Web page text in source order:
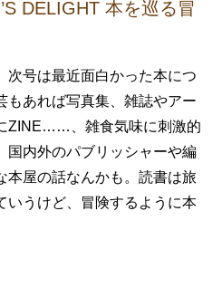
DELIGHT 本を巡る冒
次号は最近面白かった本につ
もあれば写真集、雑誌やアー
ZINE……、雑食気味に刺激的
国内外のパブリッシャーや編
本屋の話なんかも。読書は旅
いうけど、冒険するように本